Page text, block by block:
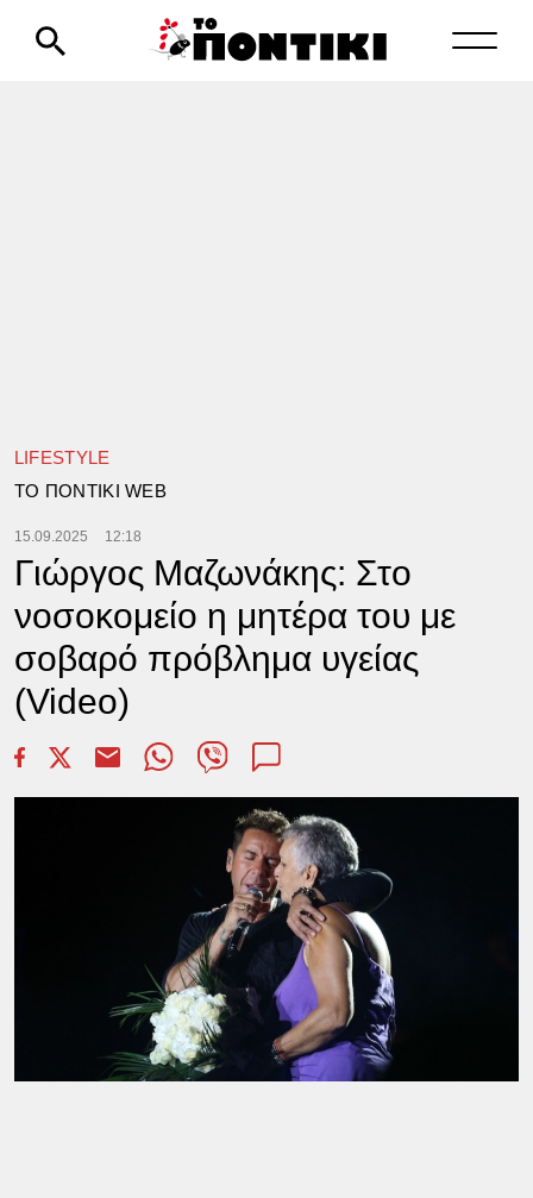
LIFESTYLE
TΟ ΠΟΝΤΙΚΙ WEB
15.09.2025 12:18
Γιώργος Μαζωνάκης: Στο
νοσοκομείο η μητέρα του με
σοβαρό πρόβλημα υγείας
(Video)